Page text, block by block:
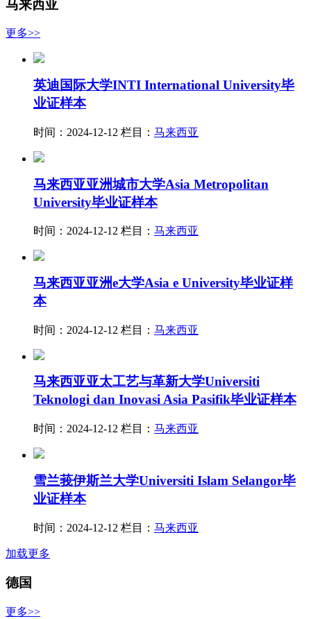
马来西亚
更多>>
英迪国际大学INTI International University毕
业证样本
时间：2024-12-12 栏目： 马来西亚
马来西亚亚洲城市大学Asia Metropolitan
University毕业证样本
时间：2024-12-12 栏目： 马来西亚
马来西亚亚洲e大学Asia e University毕业证样
本
时间：2024-12-12 栏目： 马来西亚
马来西亚亚太工艺与革新大学Universiti
Teknologi dan Inovasi Asia Pasifik毕业证样本
时间：2024-12-12 栏目： 马来西亚
雪兰莪伊斯兰大学Universiti Islam Selangor毕
业证样本
时间：2024-12-12 栏目： 马来西亚
加载更多
德国
更多>>